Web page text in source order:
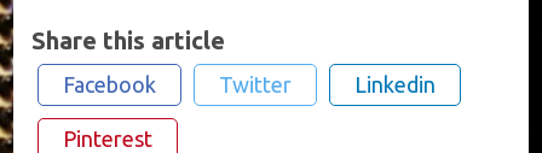
Share this article
Facebook Twitter Linkedin
Pinterest